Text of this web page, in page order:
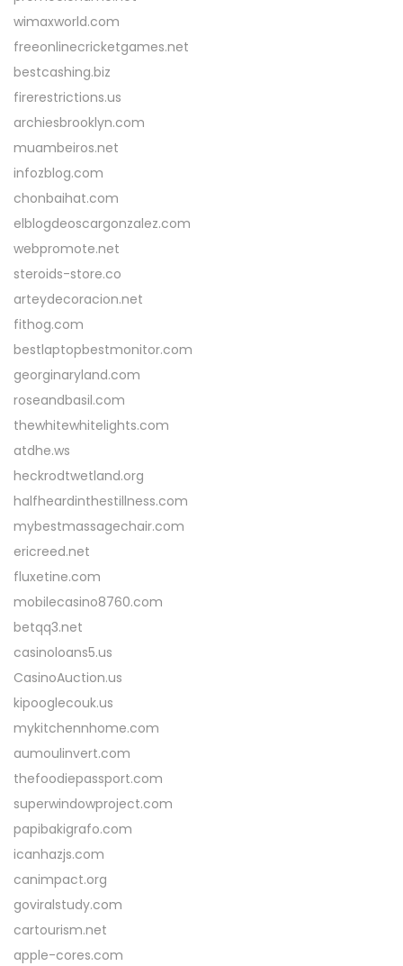
wimaxworld.com
freeonlinecricketgames.net
bestcashing.biz
firerestrictions.us
archiesbrooklyn.com
muambeiros.net
infozblog.com
chonbaihat.com
elblogdeoscargonzalez.com
webpromote.net
steroids-store.co
arteydecoracion.net
fithog.com
bestlaptopbestmonitor.com
georginaryland.com
roseandbasil.com
thewhitewhitelights.com
atdhe.ws
heckrodtwetland.org
halfheardinthestillness.com
mybestmassagechair.com
ericreed.net
fluxetine.com
mobilecasino8760.com
betqq3.net
casinoloans5.us
CasinoAuction.us
kipooglecouk.us
mykitchennhome.com
aumoulinvert.com
thefoodiepassport.com
superwindowproject.com
papibakigrafo.com
icanhazjs.com
canimpact.org
goviralstudy.com
cartourism.net
apple-cores.com